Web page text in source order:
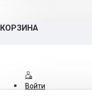
КОРЗИНА
Войти